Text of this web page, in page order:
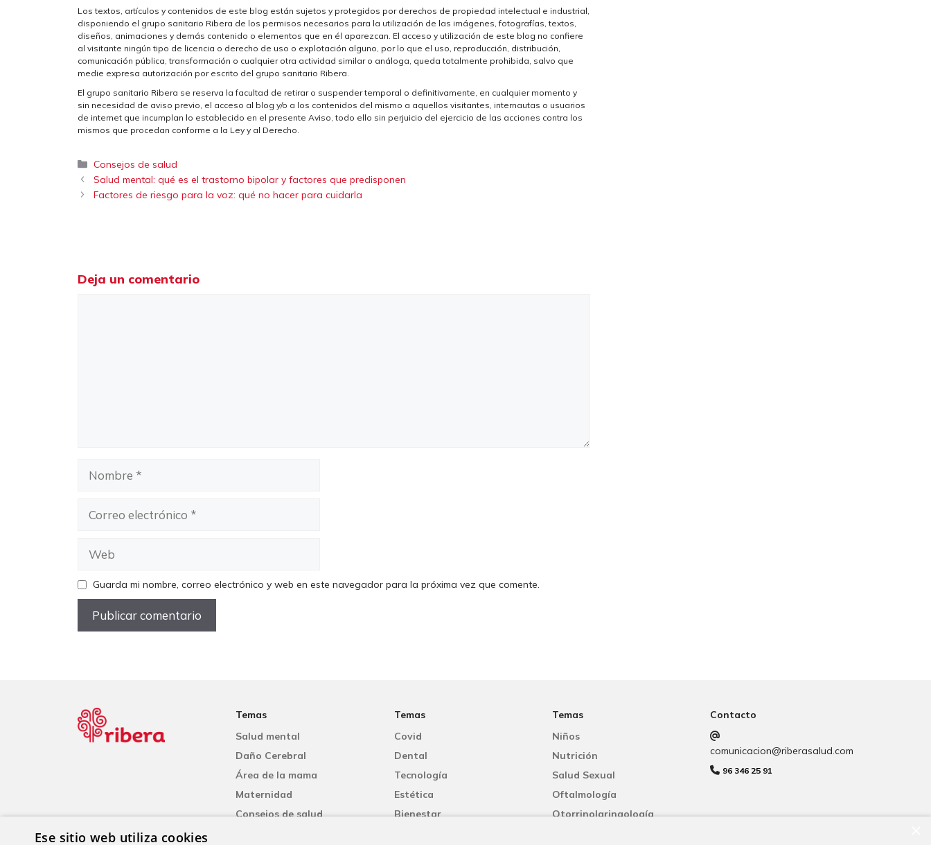
Los textos, artículos y contenidos de este blog están sujetos y protegidos por derechos de propiedad intelectual e industrial,
disponiendo el grupo sanitario Ribera de los permisos necesarios para la utilización de las imágenes, fotografías, textos,
diseños, animaciones y demás contenido o elementos que en él aparezcan. El acceso y utilización de este blog no confiere
al visitante ningún tipo de licencia o derecho de uso o explotación alguno, por lo que el uso, reproducción, distribución,
comunicación pública, transformación o cualquier otra actividad similar o análoga, queda totalmente prohibida, salvo que
medie expresa autorización por escrito del grupo sanitario Ribera.
El grupo sanitario Ribera se reserva la facultad de retirar o suspender temporal o definitivamente, en cualquier momento y
sin necesidad de aviso previo, el acceso al blog y/o a los contenidos del mismo a aquellos visitantes, internautas o usuarios
de internet que incumplan lo establecido en el presente Aviso, todo ello sin perjuicio del ejercicio de las acciones contra los
mismos que procedan conforme a la Ley y al Derecho.
Categorías
Consejos de salud
Salud mental: qué es el trastorno bipolar y factores que predisponen
Factores de riesgo para la voz: qué no hacer para cuidarla
Deja un comentario
electrónico
Guarda mi nombre, correo electrónico y web en este navegador para la próxima vez que comente.
Temas
Salud mental
Daño Cerebral
Área de la mama
Maternidad
Consejos de salud
Temas
Covid
Dental
Tecnología
Estética
Bienestar
Temas
Niños
Nutrición
Salud Sexual
Oftalmología
Otorrinolaringología
Contacto
comunicacion@riberasalud.com
96 346 25 91
Ese sitio web utiliza cookies